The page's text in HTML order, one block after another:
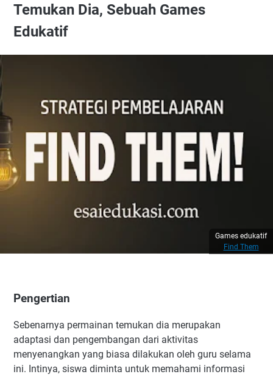
Temukan Dia, Sebuah Games
Edukatif
Games edukatif
Find Them
Pengertian
Sebenarnya permainan temukan dia merupakan
adaptasi dan pengembangan dari aktivitas
menyenangkan yang biasa dilakukan oleh guru selama
ini. Intinya, siswa diminta untuk memahami informasi